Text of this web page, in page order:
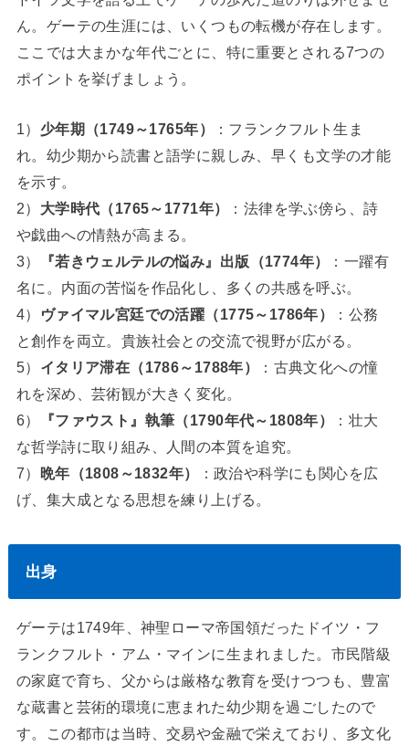
ん。ゲーテの生涯には、いくつもの転機が存在します。
ここでは大まかな年代ごとに、特に重要とされる7つの
ポイントを挙げましょう。
1） 少年期（1749～1765年）
：フランクフルト生ま
れ。幼少期から読書と語学に親しみ、早くも文学の才能
を示す。
2） 大学時代（1765～1771年）
：法律を学ぶ傍ら、詩
や戯曲への情熱が高まる。
3）
『若きウェルテルの悩み』出版（1774年）
：一躍有
名に。内面の苦悩を作品化し、多くの共感を呼ぶ。
4）
ヴァイマル宮廷での活躍（1775～1786年）
：公務
と創作を両立。貴族社会との交流で視野が広がる。
5） イタリア滞在（1786～1788年）
：古典文化への憧
れを深め、芸術観が大きく変化。
6）
『ファウスト』執筆（1790年代～1808年）
：壮大
な哲学詩に取り組み、人間の本質を追究。
7） 晩年（1808～1832年）
：政治や科学にも関心を広
げ、集大成となる思想を練り上げる。
出身
ゲーテは1749年、神聖ローマ帝国領だったドイツ・フ
ランクフルト・アム・マインに生まれました。市民階級
の家庭で育ち、父からは厳格な教育を受けつつも、豊富
な蔵書と芸術的環境に恵まれた幼少期を過ごしたので
す。この都市は当時、交易や金融で栄えており、多文化